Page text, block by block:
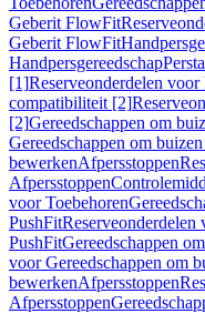
Geberit FlowFit
Geberit FlowFit
Handpersgereedschap
[1]Reserveonderdelen
compatibiliteit [2]
[2]Gereedschappen om
Gereedschappen om
bewerkenAfpersstoppen
Afpersstoppen
voor Toebehoren
PushFitReserveonderdelen
PushFitGereedschappen
voor Gereedschappen om
bewerkenAfpersstoppen
Afpersstoppen